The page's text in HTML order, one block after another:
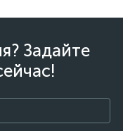
Задайте